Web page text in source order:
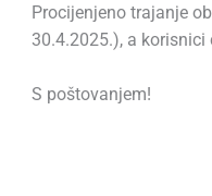
Procijenjeno trajanje
30.4.2025.), a
S poštovanjem!